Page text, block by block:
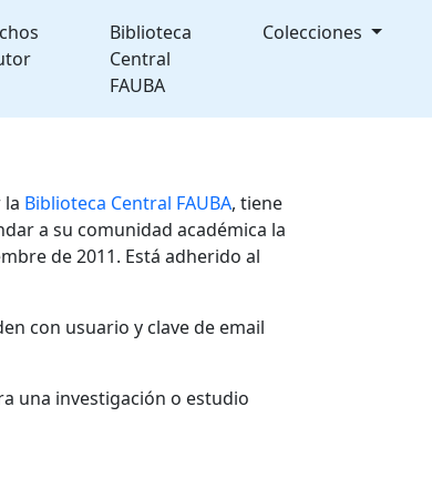
Biblioteca
Central
FAUBA
Colecciones
la Biblioteca Central FAUBA, tiene
a su comunidad académica la
de 2011. Está adherido al
con usuario y clave de email
una investigación o estudio